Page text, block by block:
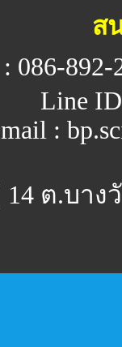
ส
086-892-
Line
:
ต.บาง